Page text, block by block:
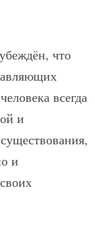
что
всегда
и
и